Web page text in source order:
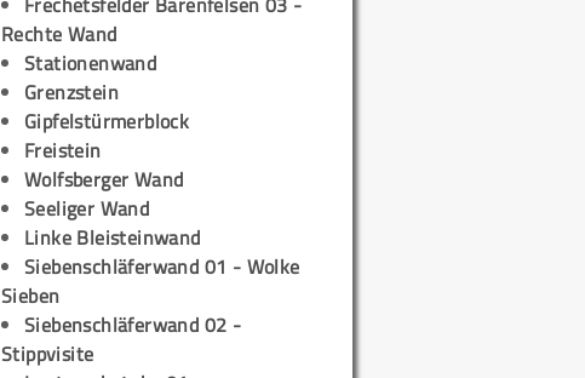
Rechte Wand
Stationenwand
Grenzstein
Gipfelstürmerblock
Freistein
Wolfsberger Wand
Seeliger Wand
Linke Bleisteinwand
Siebenschläferwand 01 - Wolke
Sieben
Siebenschläferwand 02 -
Stippvisite